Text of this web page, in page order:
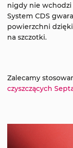
nigdy nie
System CDS
powierzchni
na szczotki.
Zalecamy
czyszczących